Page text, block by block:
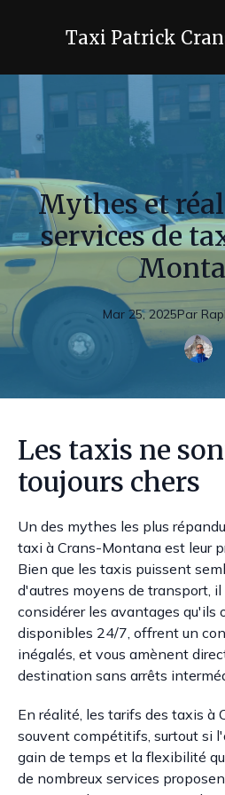
Taxi Patrick
Mythes et
services de
Mar 25, 2025Par
Les taxis ne
toujours chers
Un des mythes les plus
taxi à Crans-Montana est leur
Bien que les taxis puissent
d'autres moyens de transport,
considérer les avantages qu'ils
disponibles 24/7, offrent un
inégalés, et vous amènent
destination sans arrêts
En réalité, les tarifs des taxis à
souvent compétitifs, surtout si
gain de temps et la flexibilité
de nombreux services